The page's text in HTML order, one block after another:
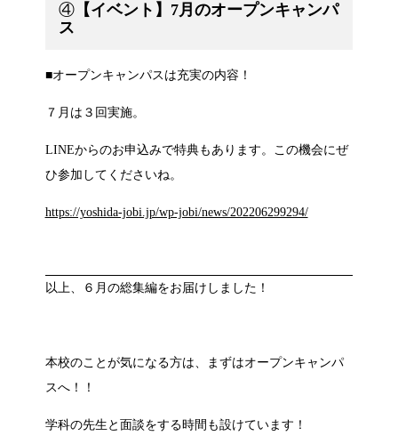
④【イベント】7月のオープンキャンパ
ス
■オープンキャンパスは充実の内容！
７月は３回実施。
LINEからのお申込みで特典もあります。この機会にぜ
ひ参加してくださいね。
https://yoshida-jobi.jp/wp-jobi/news/202206299294/
以上、６月の総集編をお届けしました！
本校のことが気になる方は、まずはオープンキャンパ
スへ！！
学科の先生と面談をする時間も設けています！